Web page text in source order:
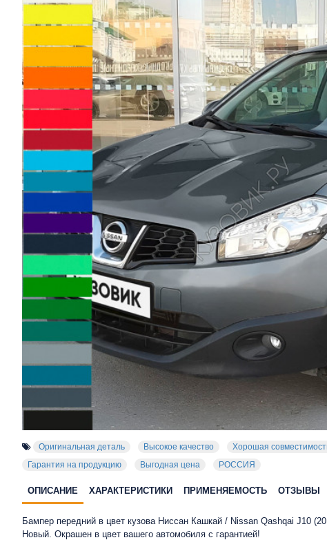
Оригинальная деталь Высокое качество Хорошая
Гарантия на продукцию
Выгодная цена РОССИЯ
ОПИСАНИЕ ХАРАКТЕРИСТИКИ ПРИМЕНЯЕМОСТЬ ОТЗЫВЫ
Бампер передний в цвет кузова Ниссан Кашкай / Nissan Qashqai J10
Новый. Окрашен в цвет вашего автомобиля с гарантией!